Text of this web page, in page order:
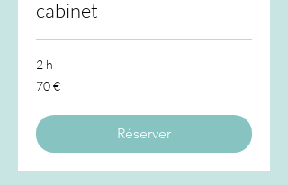
cabinet
2 h
70
euros
70 €
Réserver